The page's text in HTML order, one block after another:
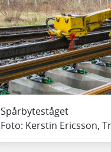
Spårbyteståget
Foto: Kerstin Ericsson,